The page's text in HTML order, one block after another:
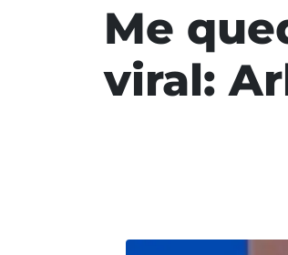
Me
viral: